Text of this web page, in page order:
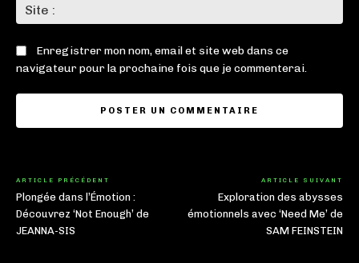
:
Enregistrer mon nom, email et site web dans ce
navigateur pour la prochaine fois que je commenterai.
ARTICLE PRÉCÉDENT
Plongée dans l’Émotion :
Découvrez ‘Not Enough’ de
JEANNA-SIS
ARTICLE SUIVANT
Exploration des abysses
émotionnels avec ‘Need Me’ de
SAM FEINSTEIN